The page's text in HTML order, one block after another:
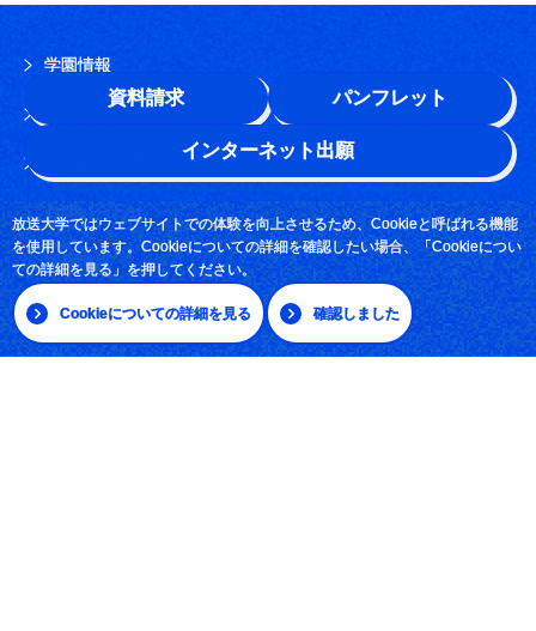
放送大学ではウェブサイトでの体験を向上させるため、Cookieと呼ばれる機能
を使用しています。Cookieについての詳細を確認したい場合、「Cookieについ
ての詳細を見る」を押してください。
Cookieについての詳細を見る 確認しました
資料請求 パンフレット
インターネット出願
学園情報
このサイトについて
お問い合わせ
採用情報
サイトマップ
日本語 | English